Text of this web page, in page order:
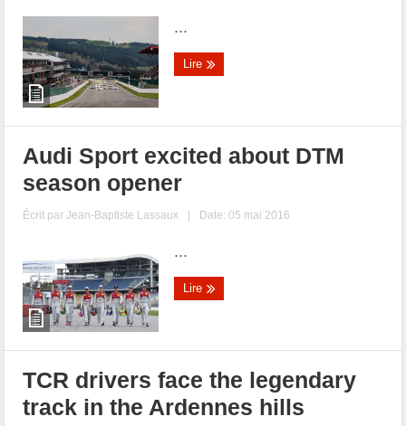
...
Lire
Audi Sport excited about DTM
season opener
Écrit parJean-Baptiste Lassaux | Date: 05 mai 2016
...
Lire
TCR drivers face the legendary
track in the Ardennes hills